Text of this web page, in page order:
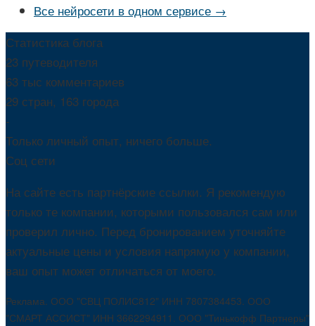
Все нейросети в одном сервисе →
Статистика блога
23 путеводителя
63 тыс комментариев
29 стран, 163 города
-
Только личный опыт, ничего больше.
Соц сети
На сайте есть партнёрские ссылки. Я рекомендую
только те компании, которыми пользовался сам или
проверил лично. Перед бронированием уточняйте
актуальные цены и условия напрямую у компании,
ваш опыт может отличаться от моего.
Реклама. ООО "СВЦ ПОЛИС812" ИНН 7807384453. ООО
"СМАРТ АССИСТ" ИНН 3662294911. ООО "Тинькофф Партнеры"